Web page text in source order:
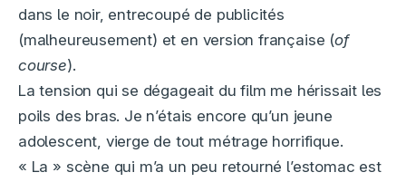
dans le noir, entrecoupé de publicités
(malheureusement) et en version française (of
course).
La tension qui se dégageait du film me hérissait les
poils des bras. Je n’étais encore qu’un jeune
adolescent, vierge de tout métrage horrifique.
« La » scène qui m’a un peu retourné l’estomac est